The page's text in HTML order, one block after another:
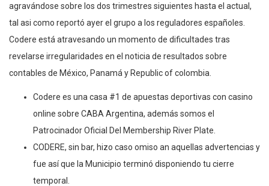
agravándose sobre los dos trimestres siguientes hasta el actual,
tal asi como reportó ayer el grupo a los reguladores españoles.
Codere está atravesando un momento de dificultades tras
revelarse irregularidades en el noticia de resultados sobre
contables de México, Panamá y Republic of colombia.
Codere es una casa #1 de apuestas deportivas con casino
online sobre CABA Argentina, además somos el
Patrocinador Oficial Del Membership River Plate.
CODERE, sin bar, hizo caso omiso an aquellas advertencias y
fue así que la Municipio terminó disponiendo tu cierre
temporal.